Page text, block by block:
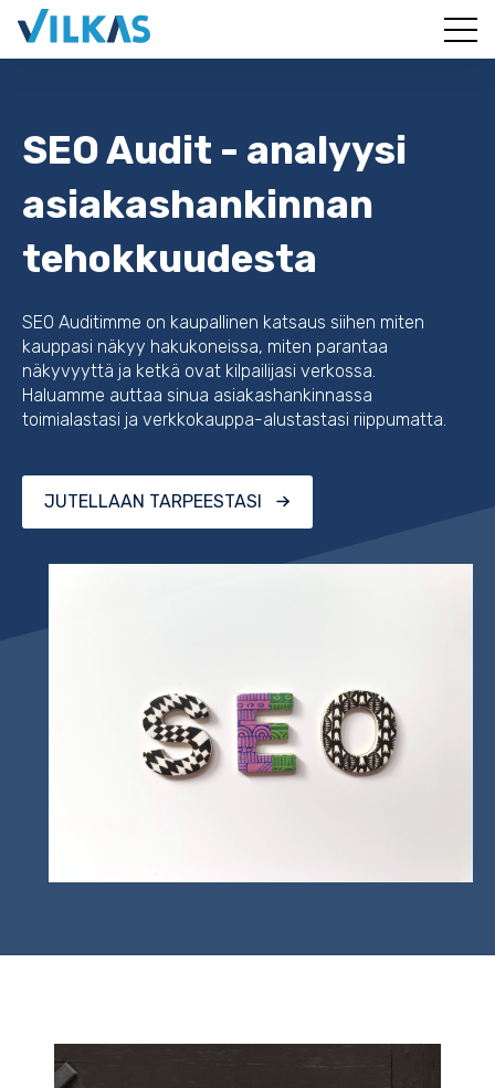
SEO Audit - analyysi
asiakashankinnan
tehokkuudesta
SEO Auditimme on kaupallinen katsaus siihen miten
kauppasi näkyy hakukoneissa, miten parantaa
näkyvyyttä ja ketkä ovat kilpailijasi verkossa.
Haluamme auttaa sinua asiakashankinnassa
toimialastasi ja verkkokauppa-alustastasi riippumatta.
JUTELLAAN TARPEESTASI